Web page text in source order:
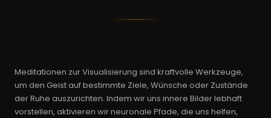
Meditationen zur Visualisierung sind kraftvolle Werkzeuge,
um den Geist auf bestimmte Ziele, Wünsche oder Zustände
der Ruhe auszurichten. Indem wir uns innere Bilder lebhaft
vorstellen, aktivieren wir neuronale Pfade, die uns helfen,